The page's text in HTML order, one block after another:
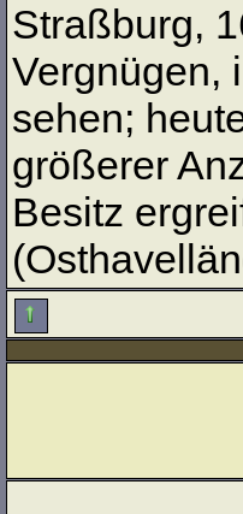
Straßburg,
Vergnügen,
sehen;
größerer
Besitz